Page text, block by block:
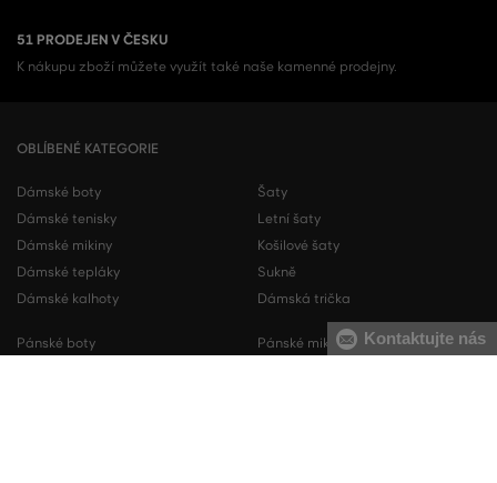
51 PRODEJEN V ČESKU
K nákupu zboží můžete využít také naše kamenné prodejny.
OBLÍBENÉ KATEGORIE
Dámské boty
Dámské tenisky
Dámské mikiny
Dámské tepláky
Dámské kalhoty
Šaty
Letní šaty
Košilové šaty
Sukně
Dámská trička
Pánské boty
Pánské mikiny
Kontaktujte nás